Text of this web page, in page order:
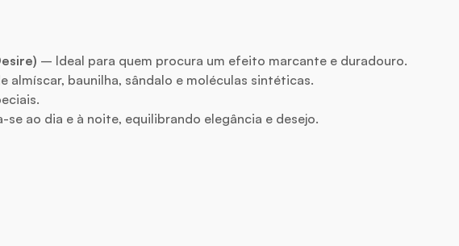
– Ideal para quem procura um efeito marcante e duradouro.
almíscar, baunilha, sândalo e moléculas sintéticas.
ao dia e à noite, equilibrando elegância e desejo.